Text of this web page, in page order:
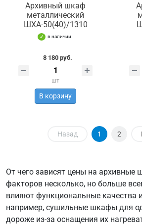
Архивный шкаф
металлический
ШХА-50(40)/1310
в наличии
8 180 руб.
шт
В корзину
Назад 1 2
От чего зависят цены на
факторов несколько, но больше
влияют функциональные качества
например, сушильные шкафы для
дороже из-за оснащения их